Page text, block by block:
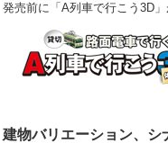
発売前に「A列車で行こう3D
建物バリエーション、シ